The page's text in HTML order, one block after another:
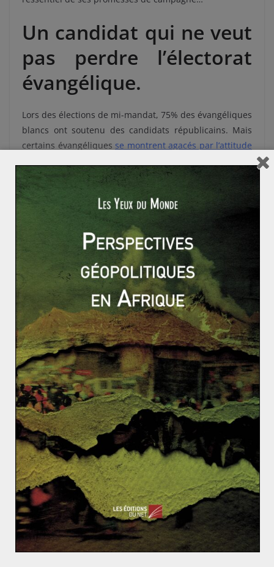
Un candidat qui ne veut
pas perdre l’électorat
évangélique.
Lors des élections de mi-mandat, 75% des évangéliques
blancs ont soutenu des candidats républicains. Mais
certains évangéliques se montrent agacés par l’attitude
toujours conformes aux principes bibliques. Ses
soutiens semblent un peu s’éroder. Selon un sondage
Public Religion Research Institutepublié le 4 juin
62 % des évangéliques blancs soutiennent
actuellement le président américain”,contre
en mars 2020. D’autre part, en 2016, 72% des
évangéliques noirs n’avaient pas soutenu Donald
Trump. Or il s’agit de la population de chrétiens qui
croît le plus rapidement. Ils représentent aujourd’hui
plus d’un tiers des évangéliques américains.
Comme en 2016, le candidat Trump,compte sur son
vice-présidentpour assurer la mobilisation de la droite
religieuse. Il a également publié le 9 septembreune
liste de candidats potentiels à la Cour suprême, face à
la promesse de Joe Biden de nommer une juge noire.
Maisle candidat démocraten’hésite pas à utiliser sa foi
comme argument électoral. Joe Biden ne suit pas la
stratégie d’Hillary Clinton quiavait décidé d’évacuer la
dimension chrétiennede sa campagne. Le parti
démocrate a diffusé en août dernierun spot
publicitaire où on le voit discuter et rire avec le pape
François
. Et sur le site de campagne du candidat, on
peut lire « Je suis un catholique pratiquant. Je crois que la
foi est un don. Et le premier devoir que nous avons tous :
“Aime ton Dieu.”… ».